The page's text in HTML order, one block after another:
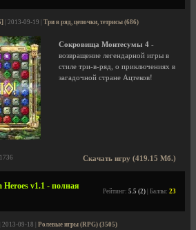
| 2013-09-19 | Три в ряд, цепочки, тетрисы (686)
Сокровища Монтесумы 4 -
возвращение легендарной игры в
стиле три-в-ряд, о приключениях в
загадочной стране Ацтеков!
Скачать игру (419.15 Мб.)
Heroes v1.1 - полная
Рейтинг: 5.5 (2) | Баллы: 23
| 2013-09-18 | Ролевые игры (RPG) (3505)